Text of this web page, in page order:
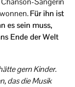
Für ihn ist
es sein muss,
Ende der Welt
gern Kinder.
das die Musik